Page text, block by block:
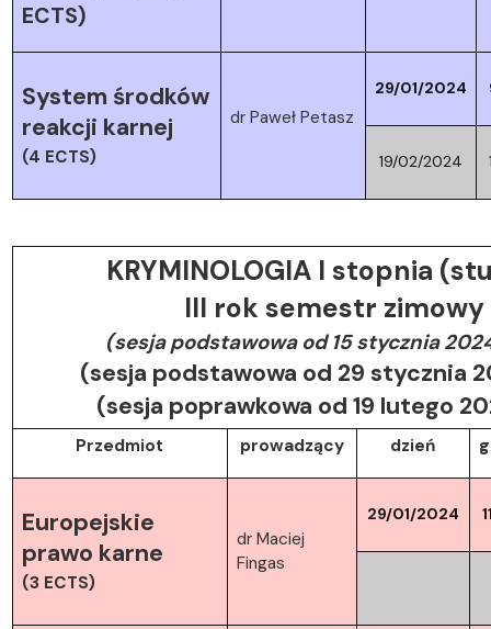
ECTS)
System środków
reakcji karnej
(4 ECTS)
dr Paweł Petasz
29/01/2024
19/02/2024
KRYMINOLOGIA I stopnia
III rok semestr
(sesja podstawowa od 15 stycznia
(sesja podstawowa od 29 stycznia
(sesja poprawkowa od 19 lutego
Przedmiot prowadzący dzień
Europejskie
prawo karne
(3 ECTS)
dr Maciej
Fingas
29/01/2024